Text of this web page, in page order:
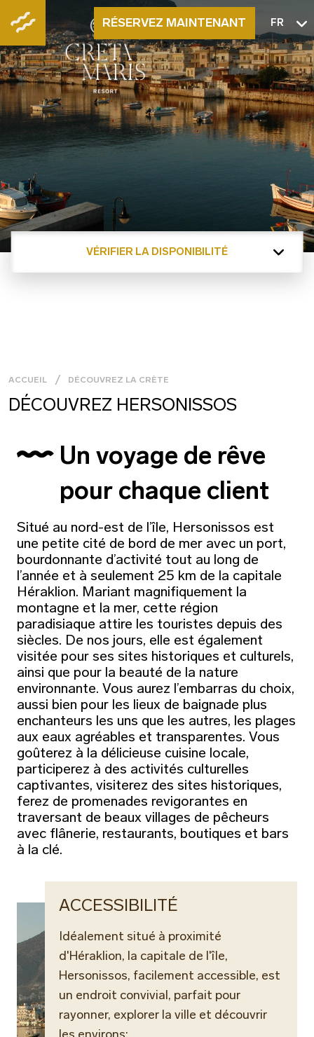
RÉSERVEZ MAINTENANT FR
VÉRIFIER LA DISPONIBILITÉ
ACCUEIL DÉCOUVREZ LA CRÈTE
DÉCOUVREZ HERSONISSOS
Un voyage de rêve
pour chaque client
Situé au nord-est de l’île, Hersonissos est
une petite cité de bord de mer avec un port,
bourdonnante d’activité tout au long de
l’année et à seulement 25 km de la capitale
Héraklion. Mariant magnifiquement la
montagne et la mer, cette région
paradisiaque attire les touristes depuis des
siècles. De nos jours, elle est également
visitée pour ses sites historiques et culturels,
ainsi que pour la beauté de la nature
environnante. Vous aurez l’embarras du choix,
aussi bien pour les lieux de baignade plus
enchanteurs les uns que les autres, les plages
aux eaux agréables et transparentes. Vous
goûterez à la délicieuse cuisine locale,
participerez à des activités culturelles
captivantes, visiterez des sites historiques,
ferez de promenades revigorantes en
traversant de beaux villages de pêcheurs
avec flânerie, restaurants, boutiques et bars
à la clé.
ACCESSIBILITÉ
Idéalement situé à proximité
d'Héraklion, la capitale de l'île,
Hersonissos, facilement accessible, est
un endroit convivial, parfait pour
rayonner, explorer la ville et découvrir